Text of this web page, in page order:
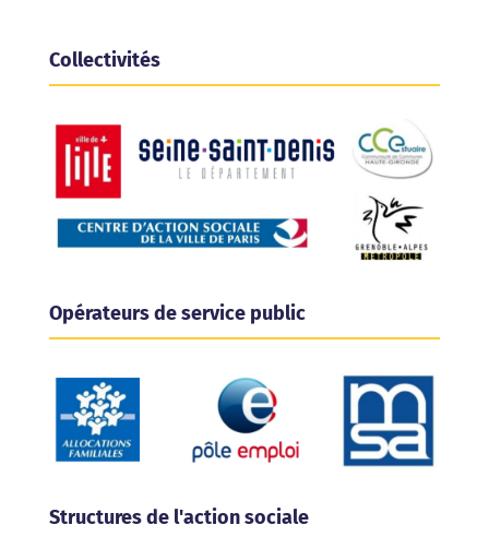
Collectivités
Opérateurs de service public
Structures de l'action sociale